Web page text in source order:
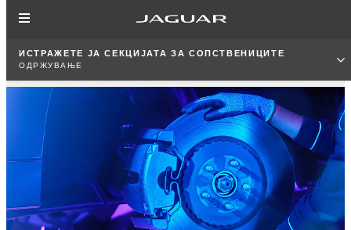
ИСТРАЖЕТЕ ЈА СЕКЦИЈАТА ЗА СОПСТВЕНИЦИТЕ
ОДРЖУВАЊЕ